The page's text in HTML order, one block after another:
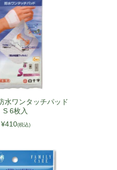
水ワンタッチパッド
S 6枚入
¥410(税込)